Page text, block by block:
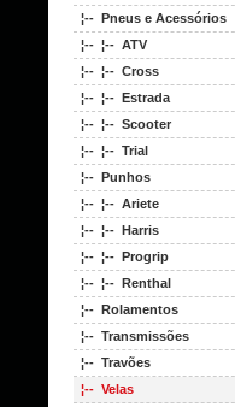
¦-- Pneus e Acessórios
¦-- ¦-- ATV
¦-- ¦-- Cross
¦-- ¦-- Estrada
¦-- ¦-- Scooter
¦-- ¦-- Trial
¦-- Punhos
¦-- ¦-- Ariete
¦-- ¦-- Harris
¦-- ¦-- Progrip
¦-- ¦-- Renthal
¦-- Rolamentos
¦-- Transmissões
¦-- Travões
¦-- Velas